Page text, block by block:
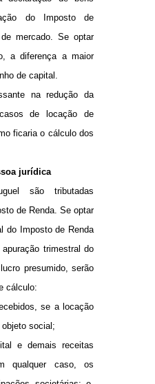
do Imposto de
mercado. Se optar
a diferença a maior
de capital.
na redução da
de locação de
ficaria o cálculo dos
jurídica
são tributadas
de Renda. Se optar
do Imposto de Renda
trimestral do
presumido, serão
cálculo:
se a locação
social;
e demais receitas
qualquer caso, os